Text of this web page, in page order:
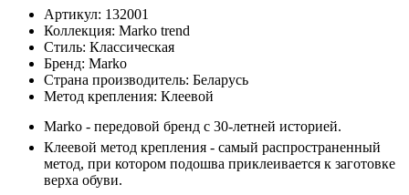
Артикул: 132001
Коллекция: Marko trend
Стиль: Классическая
Бренд: Marko
Страна производитель: Беларусь
Метод крепления: Клеевой
Marko - передовой бренд с 30-летней историей.
Клеевой метод крепления - самый распространенный
метод, при котором подошва приклеивается к заготовке
верха обуви.